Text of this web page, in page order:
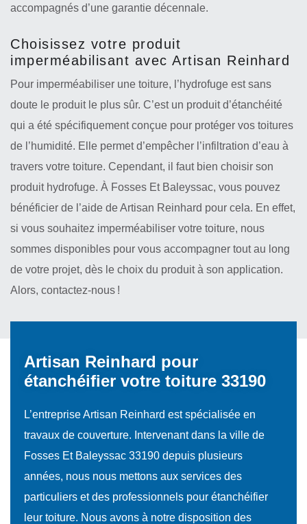
accompagnés d’une garantie décennale.
Choisissez votre produit
imperméabilisant avec Artisan Reinhard
Pour imperméabiliser une toiture, l’hydrofuge est sans
doute le produit le plus sûr. C’est un produit d’étanchéité
qui a été spécifiquement conçue pour protéger vos toitures
de l’humidité. Elle permet d’empêcher l’infiltration d’eau à
travers votre toiture. Cependant, il faut bien choisir son
produit hydrofuge. À Fosses Et Baleyssac, vous pouvez
bénéficier de l’aide de Artisan Reinhard pour cela. En effet,
si vous souhaitez imperméabiliser votre toiture, nous
sommes disponibles pour vous accompagner tout au long
de votre projet, dès le choix du produit à son application.
Alors, contactez-nous !
Artisan Reinhard pour
étanchéifier votre toiture 33190
L’entreprise Artisan Reinhard est spécialisée en
travaux de couverture. Intervenant dans la ville de
Fosses Et Baleyssac 33190 depuis plusieurs
années, nous nous mettons aux services des
particuliers et des professionnels pour étanchéifier
leur toiture. Nous avons à notre disposition des